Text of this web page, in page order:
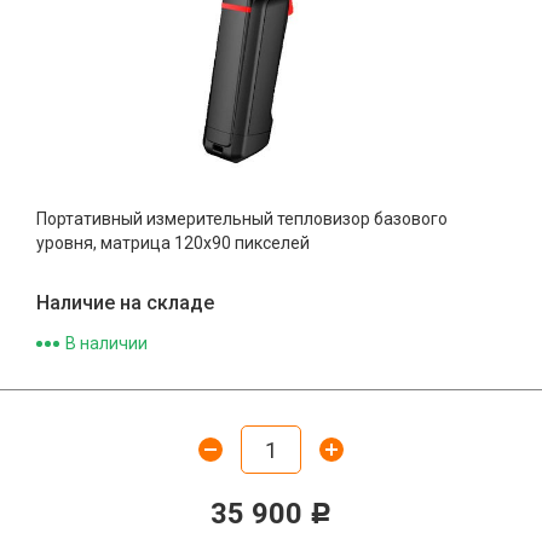
Портативный измерительный тепловизор базового
уровня, матрица 120x90 пикселей
Наличие на складе
В наличии
35 900 Р